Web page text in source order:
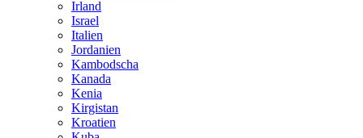
Irland
Israel
Italien
Jordanien
Kambodscha
Kanada
Kenia
Kirgistan
Kroatien